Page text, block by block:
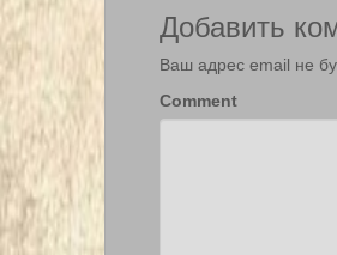
Добавить
Ваш адрес email не
Comment